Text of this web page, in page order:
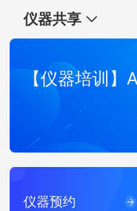
仪器共享
仪器预约